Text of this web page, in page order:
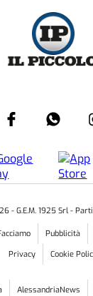
- G.E.M. 1925 Srl -
Pubblicità
Privacy
Cookie
AlessandriaNews